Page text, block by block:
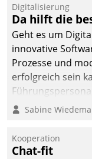
Digitalisierung
Da hilft die
Geht es um
innovative
Prozesse und
erfolgreich sein
verändern und
Sabine
Kooperation
Chat-fit